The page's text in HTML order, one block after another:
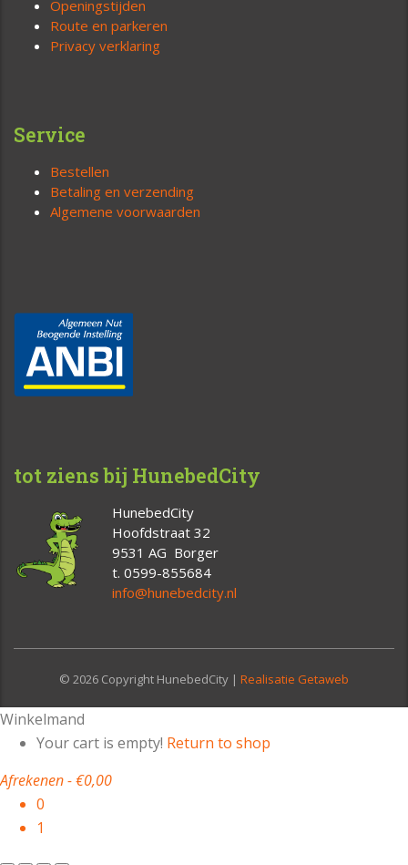
Openingstijden
Route en parkeren
Privacy verklaring
Service
Bestellen
Betaling en verzending
Algemene voorwaarden
tot ziens bij HunebedCity
HunebedCity
Hoofdstraat 32
9531 AG Borger
t. 0599-855684
info@hunebedcity.nl
© 2026 Copyright HunebedCity | Realisatie Getaweb
Winkelmand
Your cart is empty! Return to shop
Afrekenen-€0,00
0
1